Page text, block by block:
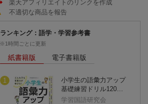
楽天アフィリエイトのリンクを作成
不適切な商品を報告
ランキング：語学・学習参考書
※1時間ごとに更新
紙書籍版 電子書籍版
1
小学生の語彙力アップ
基礎練習ドリル120…
学習国語研究会